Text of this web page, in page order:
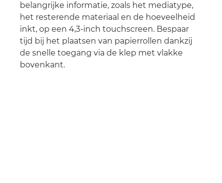
belangrijke informatie, zoals het mediatype,
het resterende materiaal en de hoeveelheid
inkt, op een 4,3-inch touchscreen. Bespaar
tijd bij het plaatsen van papierrollen dankzij
de snelle toegang via de klep met vlakke
bovenkant.